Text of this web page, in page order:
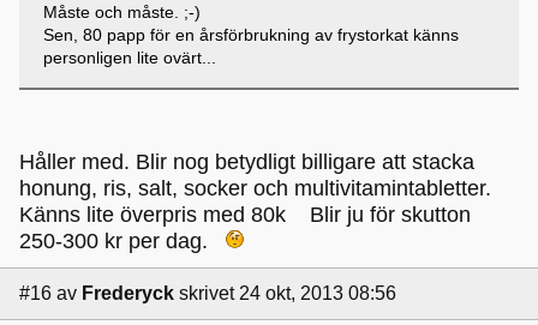
Måste och måste. ;-)
Sen, 80 papp för en årsförbrukning av frystorkat känns
personligen lite ovärt...
Håller med. Blir nog betydligt billigare att stacka
honung, ris, salt, socker och multivitamintabletter.
Känns lite överpris med 80k Blir ju för skutton
250-300 kr per dag.
#16 av Frederyck skrivet 24 okt, 2013 08:56